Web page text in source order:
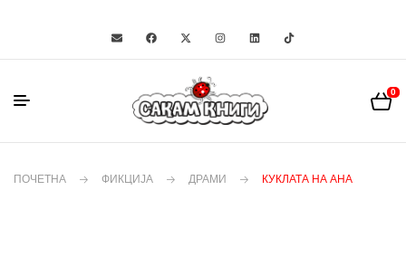
0
ПОЧЕТНА ФИКЦИЈА ДРАМИ КУКЛАТА НА АНА